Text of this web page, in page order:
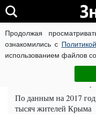
Продолжая
ознакомились с
использованием файлов
ВОЙНА РОССИИ
Общество
Люди толпами
По данным на 2017
тысяч жителей Крыма